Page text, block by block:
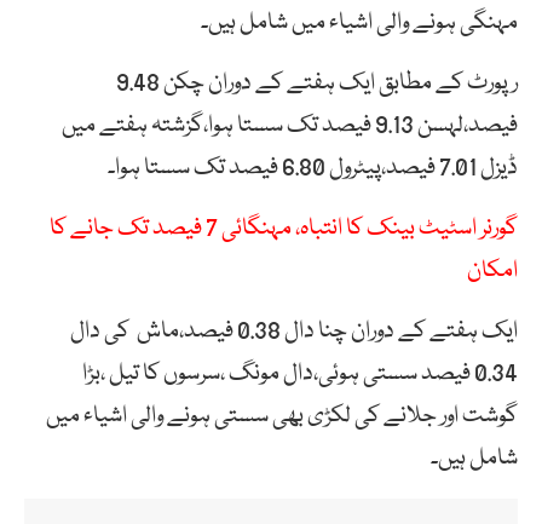
مہنگی ہونے والی اشیاء میں شامل ہیں۔
رپورٹ کے مطابق ایک ہفتے کے دوران چکن 9.48
فیصد،لہسن 9.13 فیصد تک سستا ہوا،گزشتہ ہفتے میں
ڈیزل 7.01 فیصد،پیٹرول 6.80 فیصد تک سستا ہوا۔
گورنر اسٹیٹ بینک کا انتباہ، مہنگائی 7 فیصد تک جانے کا
امکان
ایک ہفتے کے دوران چنا دال 0.38 فیصد،ماش کی دال
0.34 فیصد سستی ہوئی،دال مونگ ،سرسوں کا تیل ،بڑا
گوشت اور جلانے کی لکڑی بھی سستی ہونے والی اشیاء میں
شامل ہیں۔